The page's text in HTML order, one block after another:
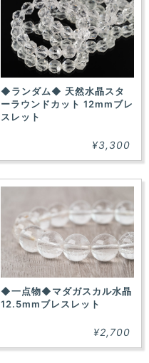
◆ランダム◆ 天然水晶スタ
ーラウンドカット 12mmブレ
スレット
¥3,300
◆一点物◆マダガスカル水晶
12.5mmブレスレット
¥2,700